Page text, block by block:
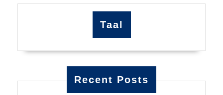
Taal
Recent Posts